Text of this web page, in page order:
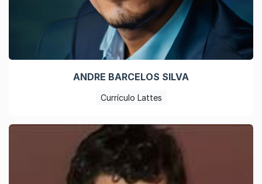
ANDRE BARCELOS SILVA
Currículo Lattes